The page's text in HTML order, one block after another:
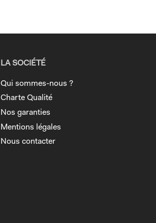
LA SOCIÉTÉ
Qui sommes-nous ?
Charte Qualité
Nos garanties
Mentions légales
Nous contacter